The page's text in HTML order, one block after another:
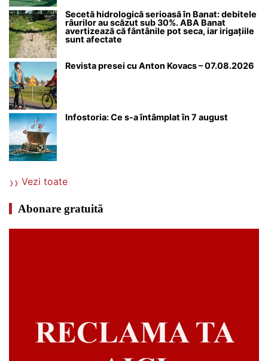
Secetă hidrologică serioasă în Banat: debitele
râurilor au scăzut sub 30%. ABA Banat
avertizează că fântânile pot seca, iar irigațiile
sunt afectate
Revista presei cu Anton Kovacs – 07.08.2026
Infostoria: Ce s-a întâmplat în 7 august
Vezi toate
Abonare gratuită